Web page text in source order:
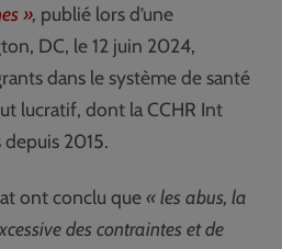
», publié lors d’une
DC, le 12 juin 2024,
dans le système de santé
lucratif, dont la CCHR Int
2015.
ont conclu que« les abus, la
des contraintes et de